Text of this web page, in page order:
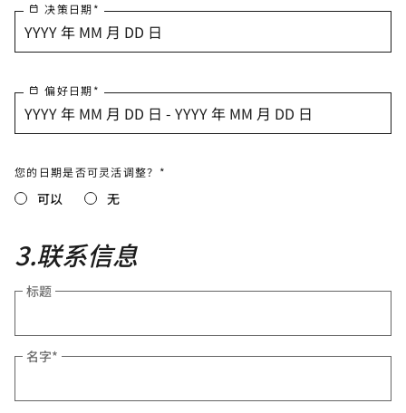
决策日期*
YYYY 年 MM 月 DD 日
偏好日期*
YYYY 年 MM 月 DD 日 - YYYY 年 MM 月 DD 日
您的日期是否可灵活调整？*
可以 无
3.联系信息
标题
名字*